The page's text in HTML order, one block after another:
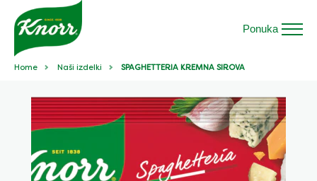
Ponuka
Home Naši izdelki SPAGHETTERIA KREMNA SIROVA